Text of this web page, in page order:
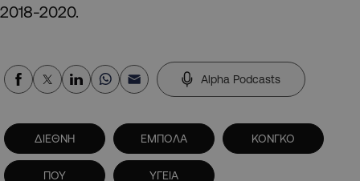
2018-2020.
Alpha Podcasts
ΔΙΕΘΝΗ ΕΜΠΟΛΑ ΚΟΝΓΚΟ
ΠΟΥ ΥΓΕΙΑ